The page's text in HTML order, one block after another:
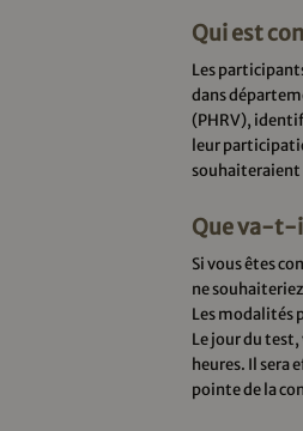
Qui est
Les
dans
(PHRV),
leur
souhaiteraient
Que va-t-
Si vous êtes
ne
Les modalités
Le jour du
heures. Il sera
pointe de la